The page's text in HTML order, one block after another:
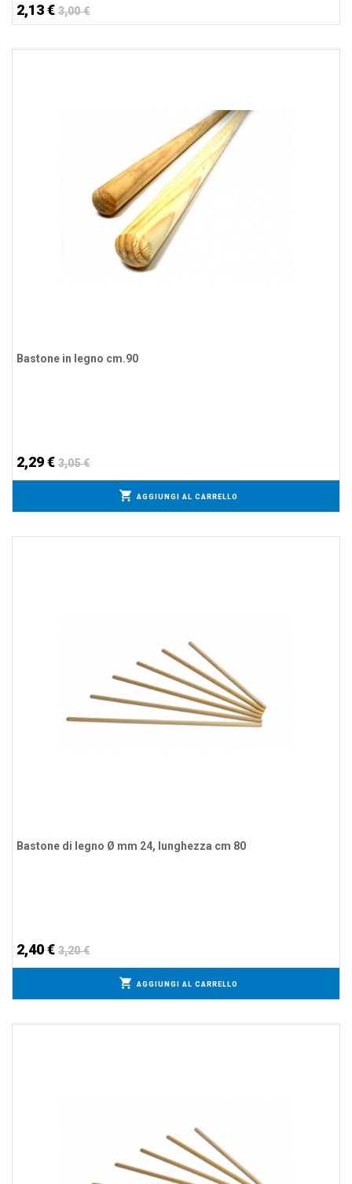
2,13 € 3,00 €
Bastone in legno cm.90
2,29 € 3,05 €
AGGIUNGI AL CARRELLO
Bastone di legno Ø mm 24, lunghezza cm 80
2,40 € 3,20 €
AGGIUNGI AL CARRELLO